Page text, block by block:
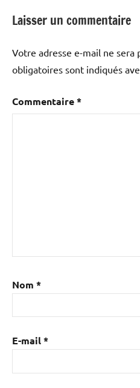
Laisser un commentaire
Votre adresse e-mail ne sera
obligatoires sont indiqués
Commentaire*
Nom *
E-mail*